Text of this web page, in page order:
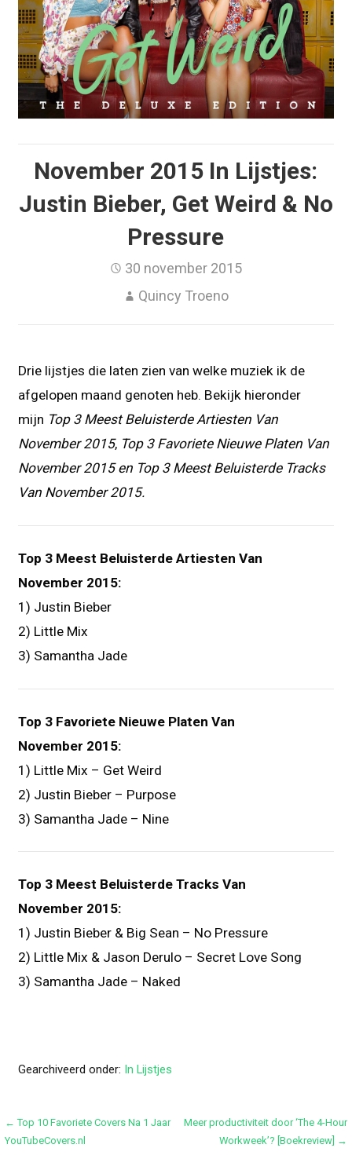
November 2015 In Lijstjes:
Justin Bieber, Get Weird & No
Pressure
30 november 2015
Quincy Troeno
Drie lijstjes die laten zien van welke muziek ik de
afgelopen maand genoten heb. Bekijk hieronder
mijn Top 3 Meest Beluisterde Artiesten Van
November 2015, Top 3 Favoriete Nieuwe Platen Van
November 2015 en Top 3 Meest Beluisterde Tracks
Van November 2015.
Top 3 Meest Beluisterde Artiesten Van
November 2015:
1) Justin Bieber
2) Little Mix
3) Samantha Jade
Top 3 Favoriete Nieuwe Platen Van
November 2015:
1) Little Mix – Get Weird
2) Justin Bieber – Purpose
3) Samantha Jade – Nine
Top 3 Meest Beluisterde Tracks Van
November 2015:
1) Justin Bieber & Big Sean – No Pressure
2) Little Mix & Jason Derulo – Secret Love Song
3) Samantha Jade – Naked
Gearchiveerd onder: In Lijstjes
Bericht
← Top 10 Favoriete Covers Na 1 Jaar
YouTubeCovers.nl
Meer productiviteit door ‘The 4-Hour
Workweek’? [Boekreview] →